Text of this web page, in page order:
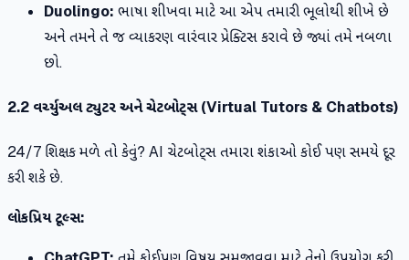
Duolingo: ભાષા શીખવા માટે આ એપ તમારી ભૂલોથી શીખે છે
અને તમને તે જ વ્યાકરણ વારંવાર પ્રેક્ટિસ કરાવે છે જ્યાં તમે નબળા
છો.
2.2 વર્ચ્યુઅલ ટ્યુટર અને ચેટબોટ્સ (Virtual Tutors & Chatbots)
24/7 શિક્ષક મળે તો કેવું? AI ચેટબોટ્સ તમારા શંકાઓ કોઈ પણ સમયે દૂર
કરી શકે છે.
લોકપ્રિય ટૂલ્સ: